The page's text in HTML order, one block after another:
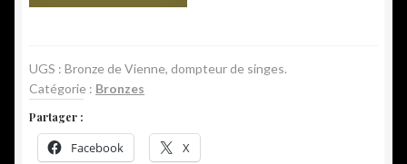
Vienne,
dompteur
de
singes.
UGS : Bronze de Vienne, dompteur de singes.
Catégorie : Bronzes
Partager :
Facebook X